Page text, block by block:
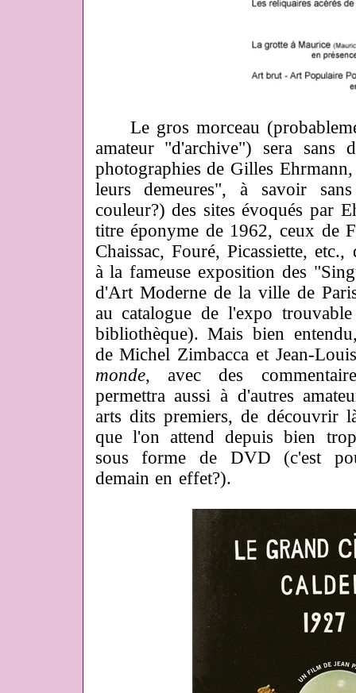
Le gros morceau
amateur "d'archive") sera sans
photographies de Gilles
leurs demeures", à savoir
couleur?) des sites évoqués par
titre éponyme de 1962, ceux de
Chaissac, Fouré, Picassiette,
à la fameuse exposition des
d'Art Moderne de la ville de
au catalogue de l'expo
bibliothèque). Mais bien
de Michel Zimbacca et Jean-
monde, avec des
permettra aussi à d'autres
arts dits premiers, de découvrir
que l'on attend depuis bien
sous forme de DVD (c'est
demain en effet?).